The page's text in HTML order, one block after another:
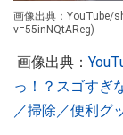
画像出典：YouTube/
v=55inNQtAReg)
画像出典：
っ！？スゴすぎ
／掃除／便利グ